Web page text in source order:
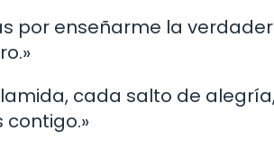
por enseñarme la
lamida, cada salto de
contigo.»